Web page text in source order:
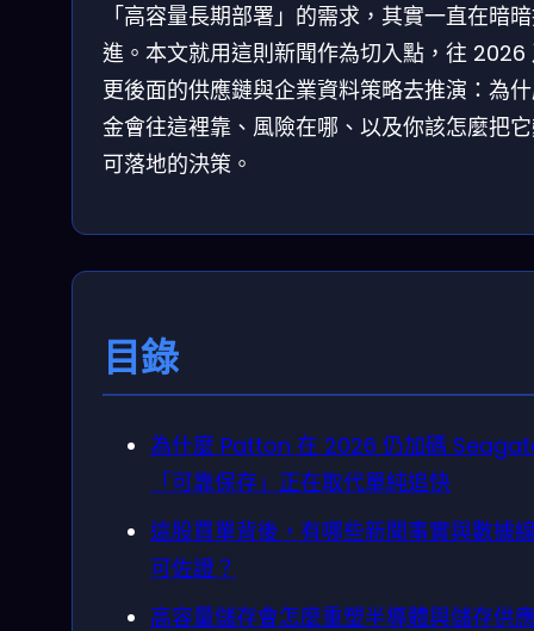
「高容量長期部署」的需求，其實一直在暗
進。本文就用這則新聞作為切入點，往 2026
更後面的供應鏈與企業資料策略去推演：為
金會往這裡靠、風險在哪、以及你該怎麼把
可落地的決策。
目錄
為什麼 Patton 在 2026 仍加碼
「可靠保存」正在取代單純追快
這股買單背後，有哪些新聞事實與數據
可佐證？
高容量儲存會怎麼重塑半導體與儲存供